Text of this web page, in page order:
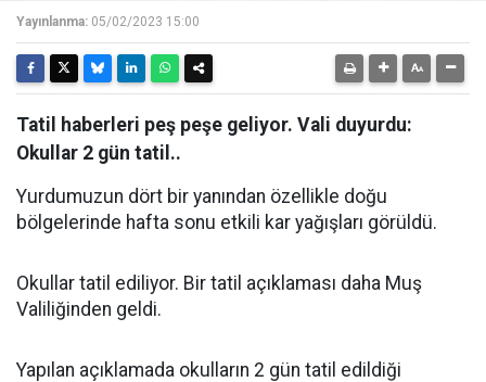
Yayınlanma: 05/02/2023 15:00
Tatil haberleri peş peşe geliyor. Vali duyurdu:
Okullar 2 gün tatil..
Yurdumuzun dört bir yanından özellikle doğu
bölgelerinde hafta sonu etkili kar yağışları görüldü.
Okullar tatil ediliyor. Bir tatil açıklaması daha Muş
Valiliğinden geldi.
Yapılan açıklamada okulların 2 gün tatil edildiği